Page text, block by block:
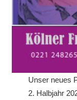
Unser neues
2. Halbjahr